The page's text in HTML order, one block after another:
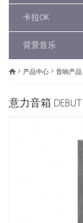
卡拉OK
背景音乐
产品中心 音响产品
意力音箱